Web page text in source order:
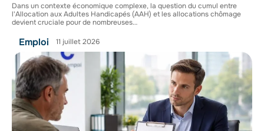
Dans un contexte économique complexe, la question du cumul entre
l'Allocation aux Adultes Handicapés (AAH) et les allocations chômage
devient cruciale pour de nombreuses…
Emploi 11 juillet 2026